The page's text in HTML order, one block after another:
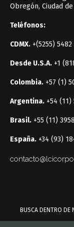
Obregón, Ciudad de
Teléfonos:
CDMX. +(5255)
Desde U.S.A. +1
Colombia. +57 (1)
Argentina. +54 (11)
Brasil. +55 (11)
España. +34 (93)
BUSCA DENTRO DE